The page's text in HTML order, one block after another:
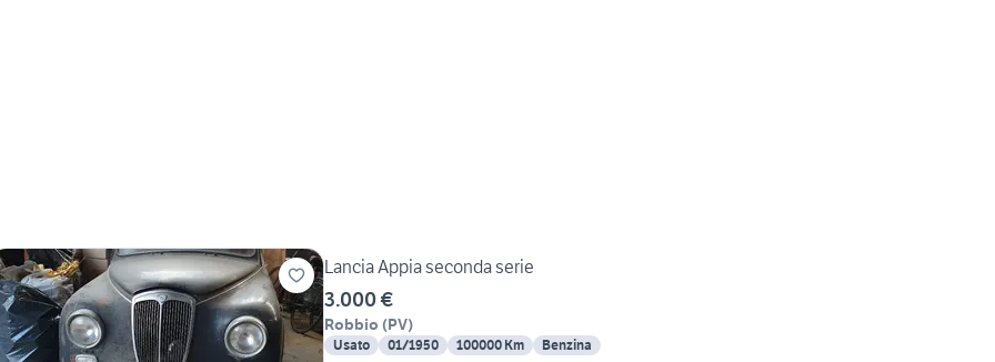
Lancia Appia seconda serie
3.000 €
Robbio (PV)
Usato 01/1950 100000 Km Benzina